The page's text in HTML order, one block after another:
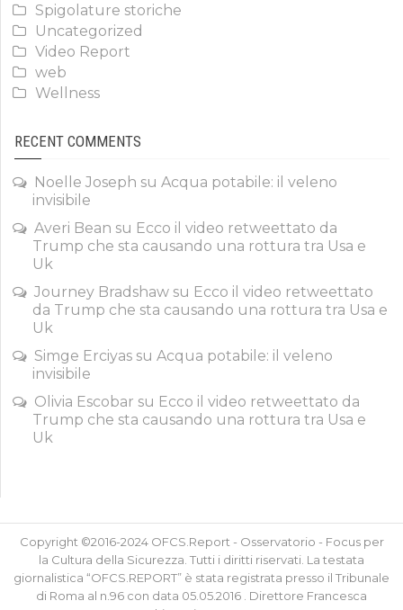
Spigolature storiche
Uncategorized
Video Report
web
Wellness
RECENT COMMENTS
Noelle Joseph su Acqua potabile: il veleno
invisibile
Averi Bean su Ecco il video retweettato da
Trump che sta causando una rottura tra Usa e
Uk
Journey Bradshaw su Ecco il video retweettato
da Trump che sta causando una rottura tra Usa e
Uk
Simge Erciyas su Acqua potabile: il veleno
invisibile
Olivia Escobar su Ecco il video retweettato da
Trump che sta causando una rottura tra Usa e
Uk
Copyright ©2016-2024 OFCS.Report - Osservatorio - Focus per
la Cultura della Sicurezza. Tutti i diritti riservati. La testata
giornalistica “OFCS.REPORT” è stata registrata presso il Tribunale
di Roma al n.96 con data 05.05.2016 . Direttore Francesca